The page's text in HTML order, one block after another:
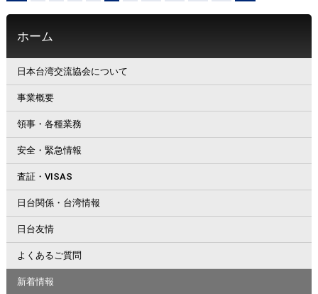
ホーム
日本台湾交流協会について
事業概要
領事・各種業務
安全・緊急情報
査証・VISAS
日台関係・台湾情報
日台友情
よくあるご質問
新着情報